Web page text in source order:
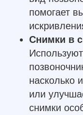
помогает
Снимки в
насколько
или
снимки